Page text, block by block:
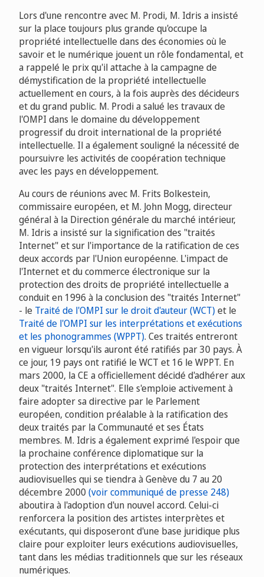
Lors d'une rencontre avec M. Prodi, M. Idris a insisté
sur la place toujours plus grande qu'occupe la
propriété intellectuelle dans des économies où le
savoir et le numérique jouent un rôle fondamental, et
a rappelé le prix qu'il attache à la campagne de
démystification de la propriété intellectuelle
actuellement en cours, à la fois auprès des décideurs
et du grand public. M. Prodi a salué les travaux de
l'OMPI dans le domaine du développement
progressif du droit international de la propriété
intellectuelle. Il a également souligné la nécessité de
poursuivre les activités de coopération technique
avec les pays en développement.
Au cours de réunions avec M. Frits Bolkestein,
commissaire européen, et M. John Mogg, directeur
général à la Direction générale du marché intérieur,
M. Idris a insisté sur la signification des "traités
Internet" et sur l'importance de la ratification de ces
deux accords par l'Union européenne. L'impact de
l'Internet et du commerce électronique sur la
protection des droits de propriété intellectuelle a
conduit en 1996 à la conclusion des "traités Internet"
- le Traité de l'OMPI sur le droit d'auteur (WCT)et le
Traité de l'OMPI sur les interprétations et exécutions
et les phonogrammes (WPPT). Ces traités entreront
en vigueur lorsqu'ils auront été ratifiés par 30 pays. À
ce jour, 19 pays ont ratifié le WCT et 16 le WPPT. En
mars 2000, la CE a officiellement décidé d'adhérer aux
deux "traités Internet". Elle s'emploie activement à
faire adopter sa directive par le Parlement
européen, condition préalable à la ratification des
deux traités par la Communauté et ses États
membres. M. Idris a également exprimé l'espoir que
la prochaine conférence diplomatique sur la
protection des interprétations et exécutions
audiovisuelles qui se tiendra à Genève du 7 au 20
décembre 2000 (voir communiqué de presse 248)
aboutira à l'adoption d'un nouvel accord. Celui-ci
renforcera la position des artistes interprètes et
exécutants, qui disposeront d'une base juridique plus
claire pour exploiter leurs exécutions audiovisuelles,
tant dans les médias traditionnels que sur les réseaux
numériques.